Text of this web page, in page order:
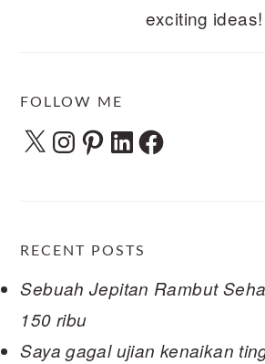
exciting ideas!
FOLLOW ME
X Instagram
Pinterest
LinkedInFacebook
RECENT POSTS
Sebuah Jepitan Rambut
150 ribu
Saya gagal ujian kenaikan